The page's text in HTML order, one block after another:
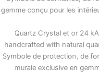
gemme conçu pour les
Quartz Crystal et or 24
handcrafted with natural
Symbole de protection, de
murale exclusive en